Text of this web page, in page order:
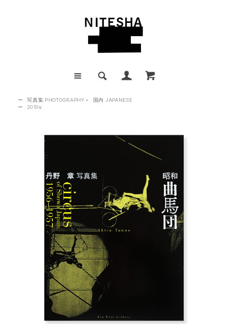
ー 写真集 PHOTOGRAPHY >
国内 JAPANESE
ー
2010s